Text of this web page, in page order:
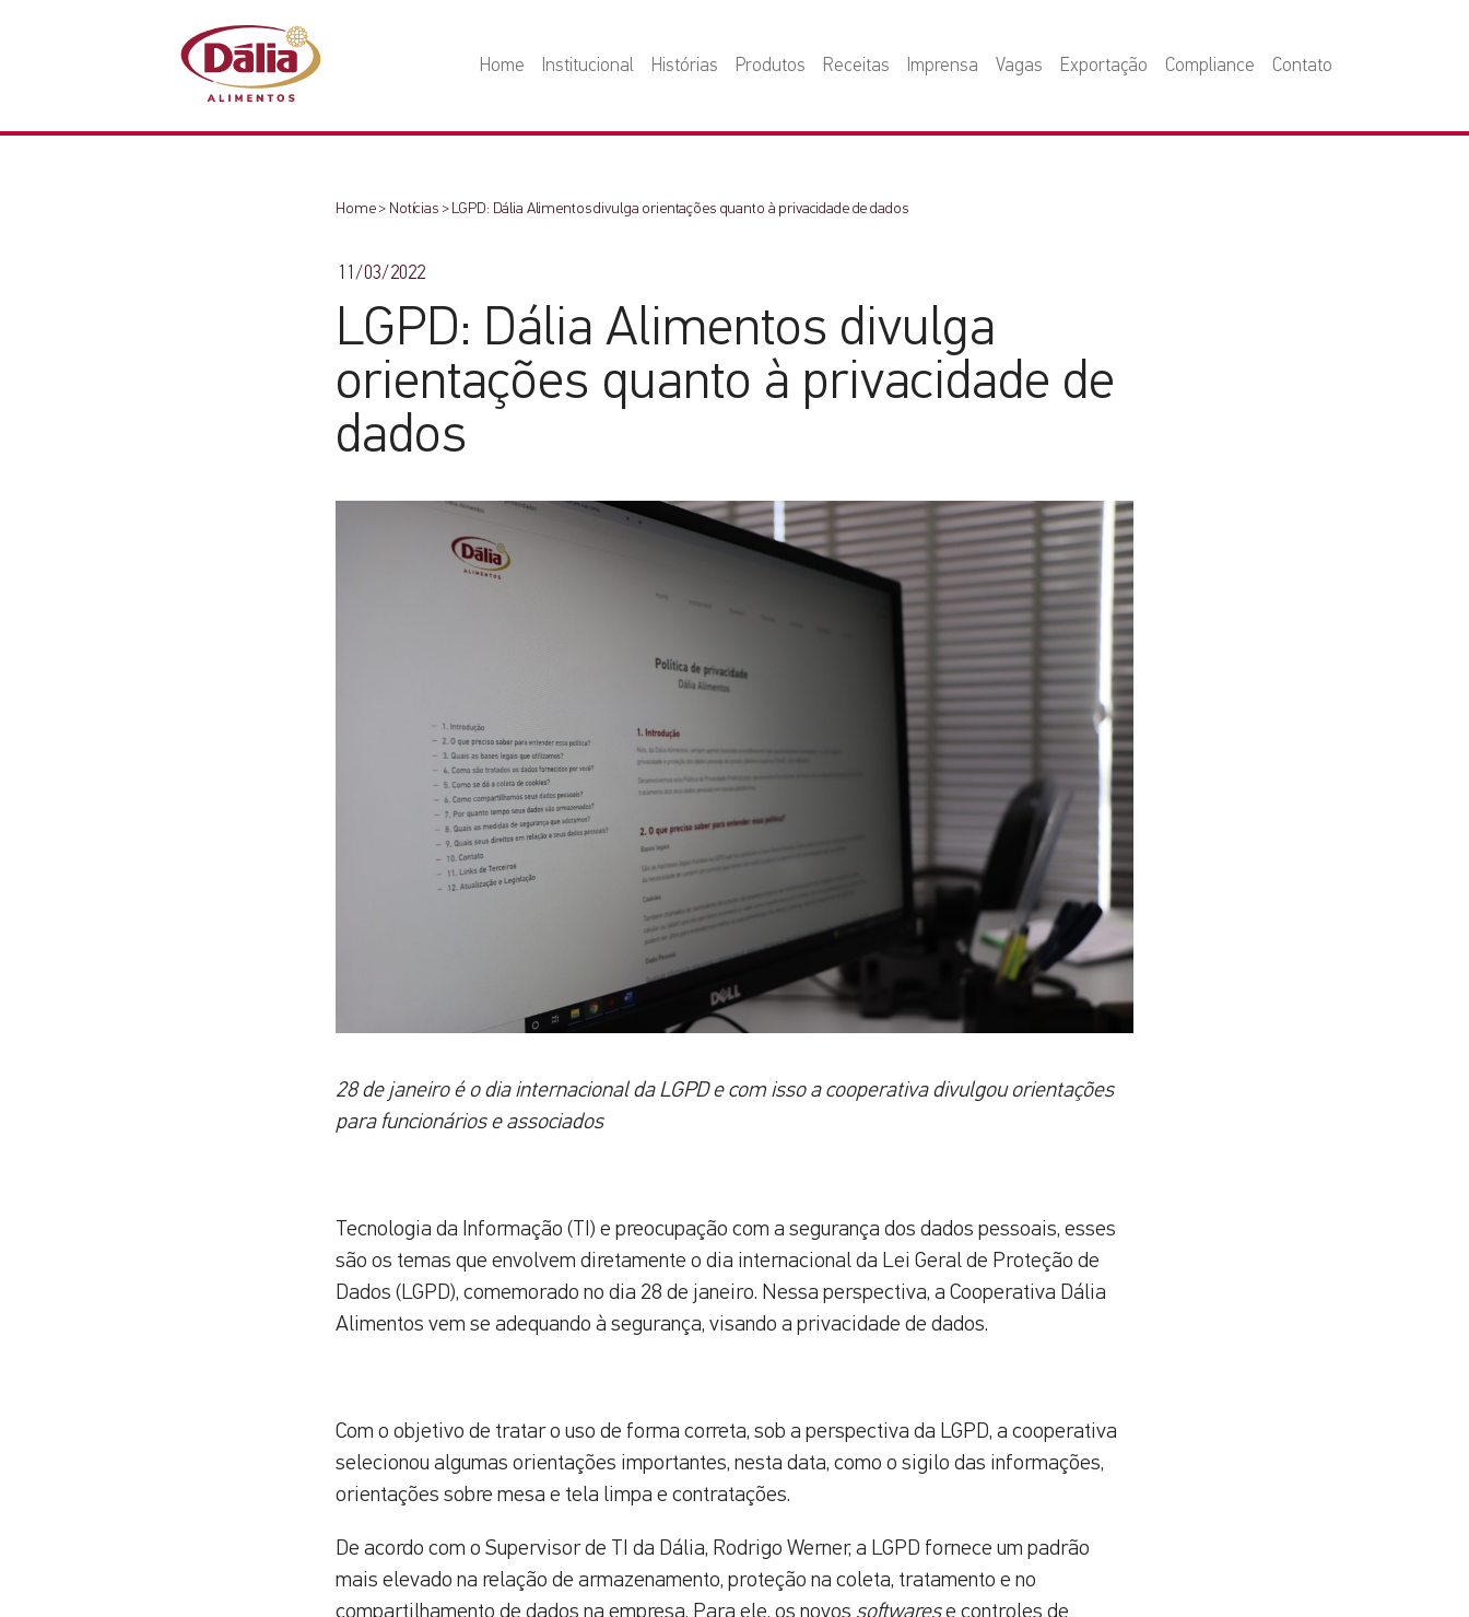
Home Institucional Histórias Produtos Receitas Imprensa Vagas Exportação Compliance Contato
Home> Notícias> LGPD: Dália Alimentos divulga orientações quanto à privacidade de dados
11/03/2022
LGPD: Dália Alimentos divulga
orientações quanto à privacidade de
dados
28 de janeiro é o dia internacional da LGPD e com isso a cooperativa divulgou orientações
para funcionários e associados
Tecnologia da Informação (TI) e preocupação com a segurança dos dados pessoais, esses
são os temas que envolvem diretamente o dia internacional da Lei Geral de Proteção de
Dados (LGPD), comemorado no dia 28 de janeiro. Nessa perspectiva, a Cooperativa Dália
Alimentos vem se adequando à segurança, visando a privacidade de dados.
Com o objetivo de tratar o uso de forma correta, sob a perspectiva da LGPD, a cooperativa
selecionou algumas orientações importantes, nesta data, como o sigilo das informações,
orientações sobre mesa e tela limpa e contratações.
De acordo com o Supervisor de TI da Dália, Rodrigo Werner, a LGPD fornece um padrão
mais elevado na relação de armazenamento, proteção na coleta, tratamento e no
compartilhamento de dados na empresa, Para ele, os novos softwarese controles de